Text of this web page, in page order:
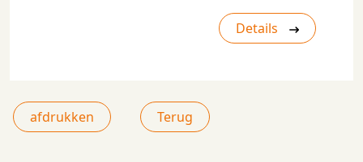
Details
afdrukken Terug